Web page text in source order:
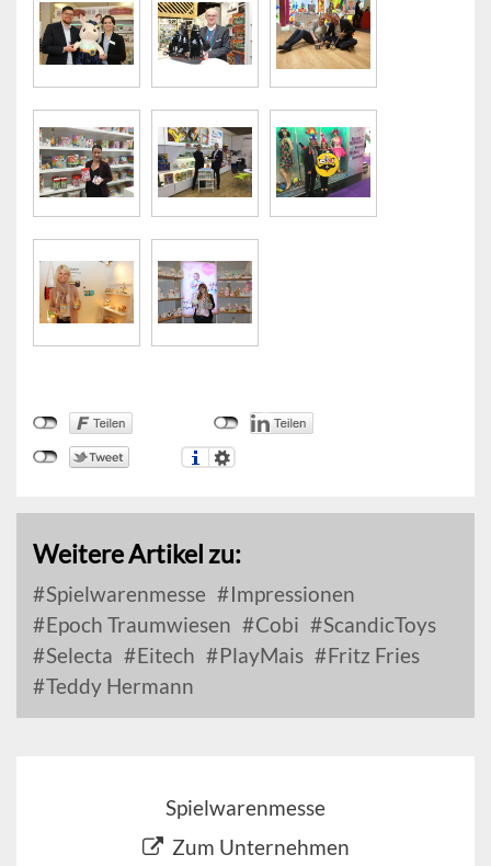
Weitere Artikel zu:
Spielwarenmesse
Impressionen
Epoch Traumwiesen
Cobi
ScandicToys
Selecta
Eitech PlayMais
Fritz Fries
Teddy Hermann
Spielwarenmesse
Zum Unternehmen